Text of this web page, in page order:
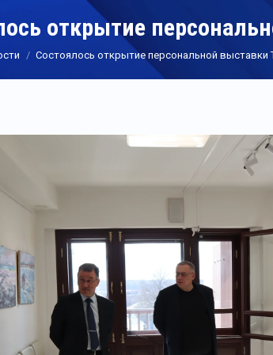
открытие
Состоялось открытие персональной выставки